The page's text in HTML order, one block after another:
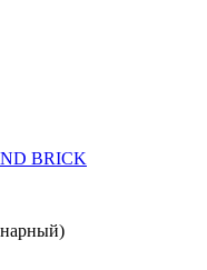
BRICK